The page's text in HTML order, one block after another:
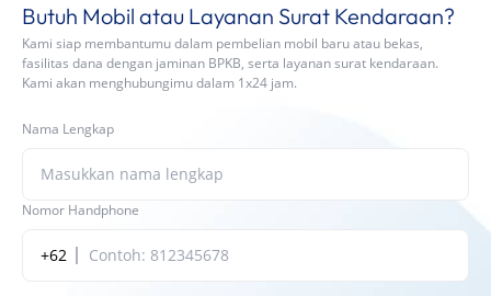
Butuh Mobil atau Layanan Surat Kendaraan?
Kami siap membantumu dalam pembelian mobil baru atau bekas,
fasilitas dana dengan jaminan BPKB, serta layanan surat kendaraan.
Kami akan menghubungimu dalam 1x24 jam.
Nama Lengkap
Nomor Handphone
+62